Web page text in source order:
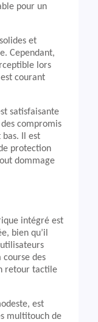
pour un
et
Cependant,
lors
courant
satisfaisante
compromis
Il est
protection
dommage
intégré est
bien qu’il
course des
retour tactile
est
multitouch de